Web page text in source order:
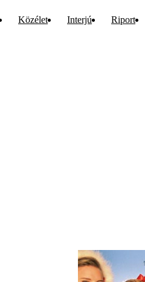
Közélet Interjú Riport